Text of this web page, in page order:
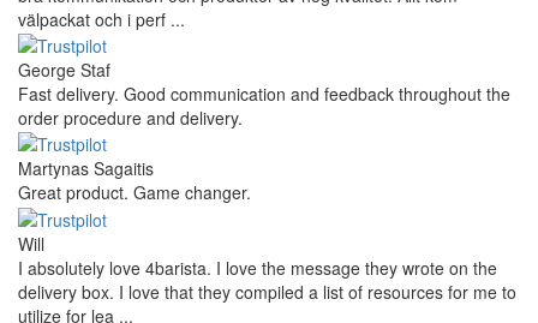
välpackat och i perf ...
George Staf
Fast delivery. Good communication and feedback throughout the
order procedure and delivery.
Martynas Sagaitis
Great product. Game changer.
Will
I absolutely love 4barista. I love the message they wrote on the
delivery box. I love that they compiled a list of resources for me to
utilize for lea ...